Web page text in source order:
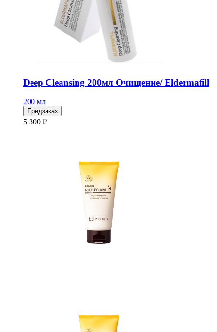
Deep Cleansing 200мл Очищение/ Eldermafill
200 мл
Предзаказ
5 300 ₽